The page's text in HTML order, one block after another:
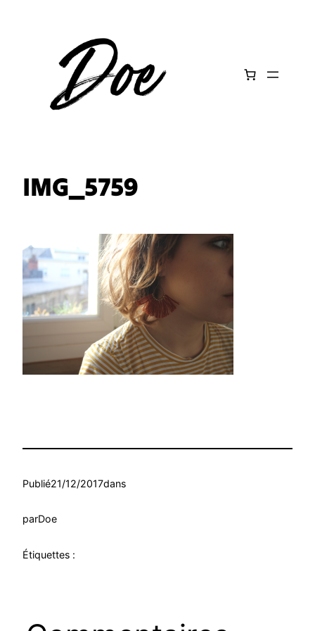
IMG_5759
Publié21/12/2017dans
parDoe
Étiquettes :